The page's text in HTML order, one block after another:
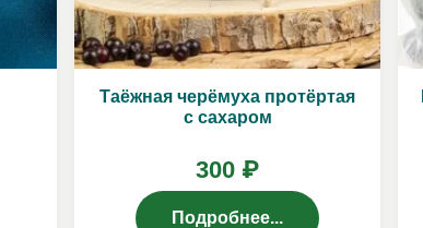
Таёжная черёмуха протёртая
с сахаром
300 ₽
Подробнее...